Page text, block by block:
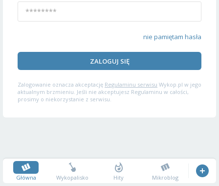
nie pamiętam hasła
ZALOGUJ SIĘ
Zalogowanie oznacza akceptację Regulaminu serwisu Wykop.pl w jego
aktualnym brzmieniu. Jeśli nie akceptujesz Regulaminu w całości,
prosimy o niekorzystanie z serwisu.
Główna Wykopalisko Hity Mikroblog